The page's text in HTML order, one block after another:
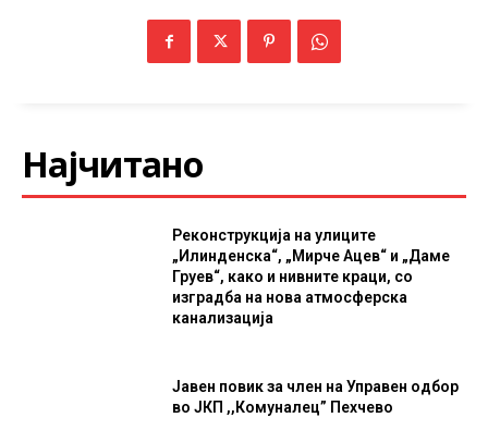
Најчитано
Реконструкција на улиците
„Илинденска“, „Мирче Ацев“ и „Даме
Груев“, како и нивните краци, со
изградба на нова атмосферска
канализација
Јавен повик за член на Управен одбор
во ЈКП ,,Комуналец” Пехчево